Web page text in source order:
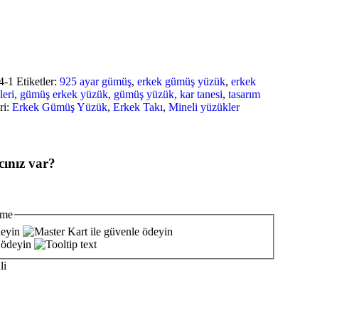
1 Etiketler: 925 ayar gümüş, erkek gümüş yüzük, erkek
, gümüş erkek yüzük, gümüş yüzük, kar tanesi, tasarım
Erkek Gümüş Yüzük, Erkek Takı, Mineli yüzükler
var?